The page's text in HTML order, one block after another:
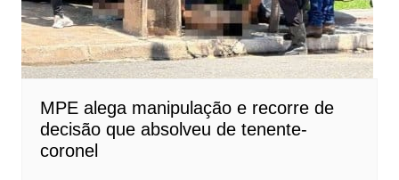
MPE alega manipulação e recorre de
decisão que absolveu de tenente-
coronel